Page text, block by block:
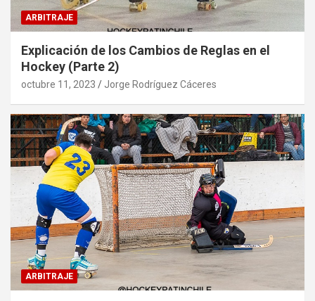
ARBITRAJE
Explicación de los Cambios de Reglas en el
Hockey (Parte 2)
octubre 11, 2023 Jorge Rodríguez Cáceres
ARBITRAJE